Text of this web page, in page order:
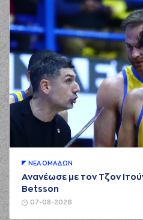
07-08-2026
ΝΕA ΟΜAΔΩΝ
Ανανέωσε με τον Τζον
Betsson